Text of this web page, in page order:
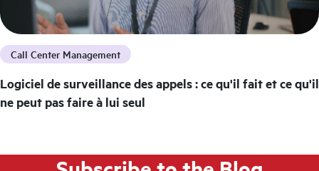
Call Center Management
Logiciel de surveillance des appels : ce qu'il fait et ce qu'il
ne peut pas faire à lui seul